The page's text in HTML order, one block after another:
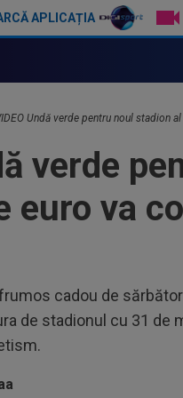
APLICAȚIA
Undă verde pentru noul stadion
verde
euro va
cadou de
de stadionul cu 31 de